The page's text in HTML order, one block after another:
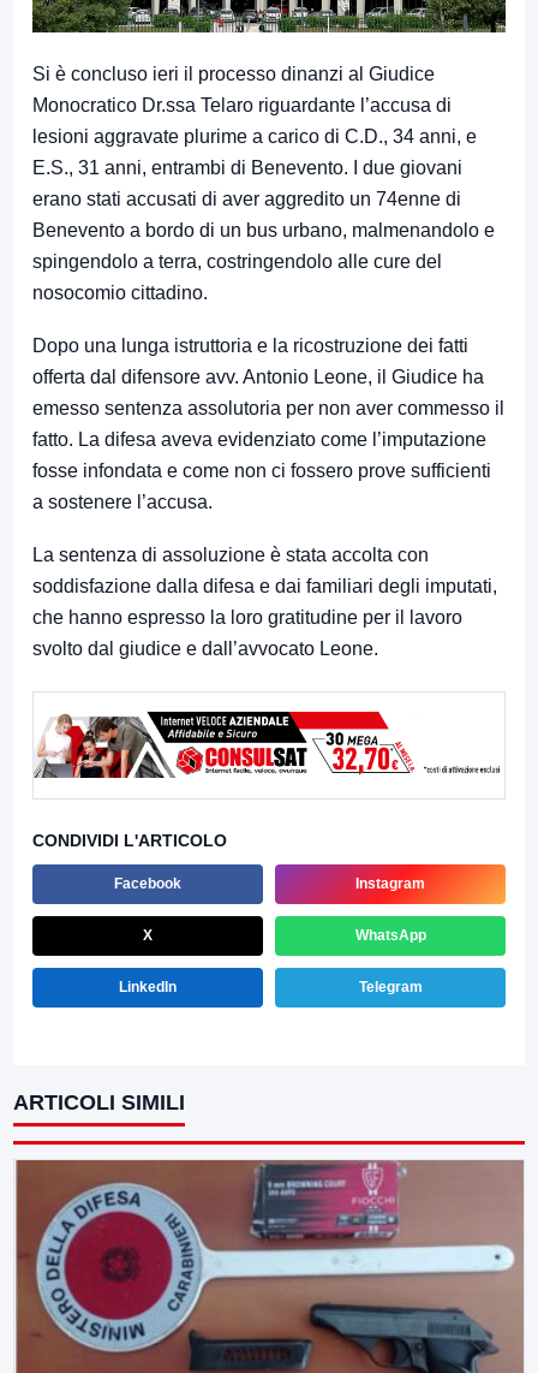
Si è concluso ieri il processo dinanzi al Giudice
Monocratico Dr.ssa Telaro riguardante l’accusa di
lesioni aggravate plurime a carico di C.D., 34 anni, e
E.S., 31 anni, entrambi di Benevento. I due giovani
erano stati accusati di aver aggredito un 74enne di
Benevento a bordo di un bus urbano, malmenandolo e
spingendolo a terra, costringendolo alle cure del
nosocomio cittadino.
Dopo una lunga istruttoria e la ricostruzione dei fatti
offerta dal difensore avv. Antonio Leone, il Giudice ha
emesso sentenza assolutoria per non aver commesso il
fatto. La difesa aveva evidenziato come l’imputazione
fosse infondata e come non ci fossero prove sufficienti
a sostenere l’accusa.
La sentenza di assoluzione è stata accolta con
soddisfazione dalla difesa e dai familiari degli imputati,
che hanno espresso la loro gratitudine per il lavoro
svolto dal giudice e dall’avvocato Leone.
CONDIVIDI L'ARTICOLO
Facebook Instagram
X WhatsApp
LinkedIn Telegram
ARTICOLI SIMILI